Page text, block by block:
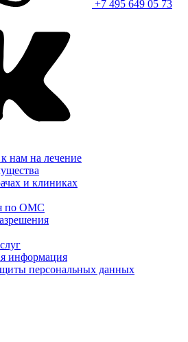
+7 495 649 05 73
нам на лечение
и клиниках
по ОМС
информация
персональных данных